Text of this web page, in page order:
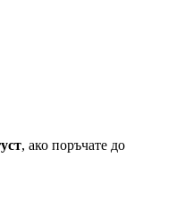
, ако поръчате до